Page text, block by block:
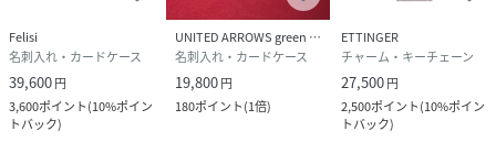
Felisi
名刺入れ・カードケース
39,600円
3,600ポイント(10%ポイン
トバック)
UNITED ARROWS green label relaxing
名刺入れ・カードケース
19,800円
180ポイント(1倍)
ETTINGER
チャーム・キーチェーン
27,500円
2,500ポイント(10%ポイン
トバック)